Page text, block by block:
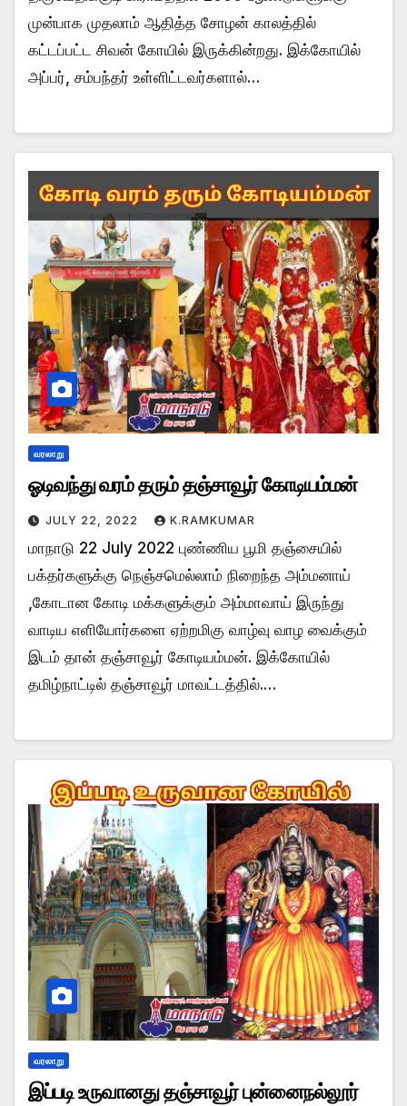
முன்பாக முதலாம் ஆதித்த சோழன் காலத்தில்
கட்டப்பட்ட சிவன் கோயில் இருக்கின்றது. இக்கோயில்
அப்பர், சம்பந்தர் உள்ளிட்டவர்களால்…
வரலாறு
ஓடிவந்து வரம் தரும் தஞ்சாவூர் கோடியம்மன்
JULY 22, 2022 K.RAMKUMAR
மாநாடு 22 July 2022 புண்ணிய பூமி தஞ்சையில்
பக்தர்களுக்கு நெஞ்சமெல்லாம் நிறைந்த அம்மனாய்
,கோடான கோடி மக்களுக்கும் அம்மாவாய் இருந்து
வாடிய எளியோர்களை ஏற்றமிகு வாழ்வு வாழ வைக்கும்
இடம் தான் தஞ்சாவூர் கோடியம்மன். இக்கோயில்
தமிழ்நாட்டில் தஞ்சாவூர் மாவட்டத்தில்.…
வரலாறு
இப்படி உருவானது தஞ்சாவூர் புன்னைநல்லூர்